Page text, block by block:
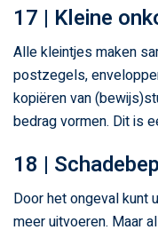
17 | Kleine
Alle kleintjes maken
postzegels,
kopiëren van
bedrag vormen. Dit is
18 |
Door het ongeval kunt
meer uitvoeren. Maar